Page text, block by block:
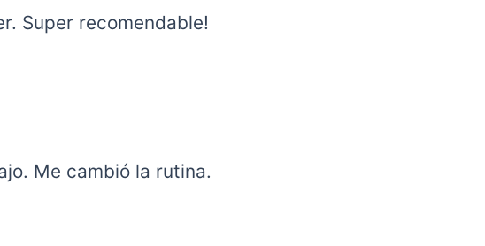
Super recomendable!
Me cambió la rutina.